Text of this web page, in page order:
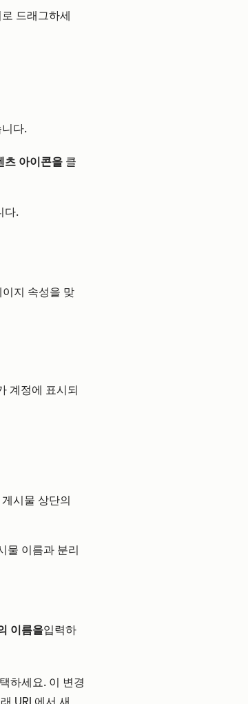
드래그하세
다.
츠 아이콘을 클
다.
지 속성을 맞
계정에 표시되
시물 상단의
물 이름과 분리
이름을입력하
하세요. 이 변경